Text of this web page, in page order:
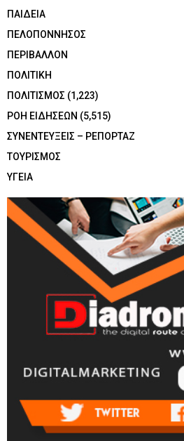
ΠΑΙΔΕΙΑ
ΠΕΛΟΠΟΝΝΗΣΟΣ
ΠΕΡΙΒΑΛΛΟΝ
ΠΟΛΙΤΙΚΗ
ΠΟΛΙΤΙΣΜΟΣ (1,223)
ΡΟΗ ΕΙΔΗΣΕΩΝ (5,515)
ΣΥΝΕΝΤΕΥΞΕΙΣ – ΡΕΠΟΡΤΑΖ
ΤΟΥΡΙΣΜΟΣ
ΥΓΕΙΑ